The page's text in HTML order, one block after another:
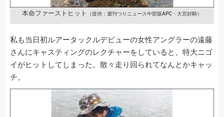
本命ファーストヒット （提供：週刊つりニュース中部版APC・大宮好騎）
私も当日初ルアータックルデビューの女性アングラーの遠藤
さんにキャスティングのレクチャーをしていると、特大ニゴ
イがヒットしてしまった。散々走り回られてなんとかキャッ
チ。